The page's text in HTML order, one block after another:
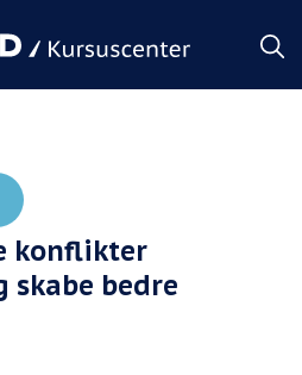
kommunikation og adfærd
konflikter
skabe bedre